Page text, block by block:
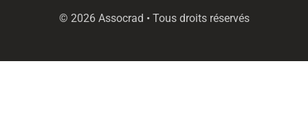
© 2026 Assocrad • Tous droits réservés